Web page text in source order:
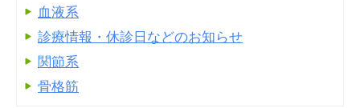
血液系
診療情報・休診日などのお知らせ
関節系
骨格筋